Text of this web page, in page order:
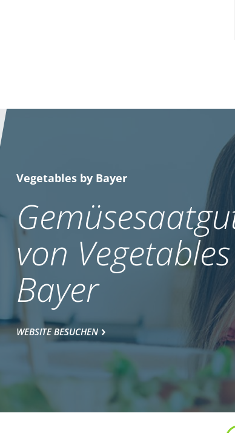
Vegetables by Bayer
von Vegetables
Bayer
WEBSITE BESUCHEN